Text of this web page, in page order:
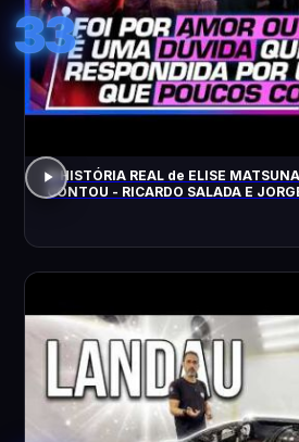
33
A HISTÓRIA REAL de ELISE
CONTOU - RICARDO SALADA E